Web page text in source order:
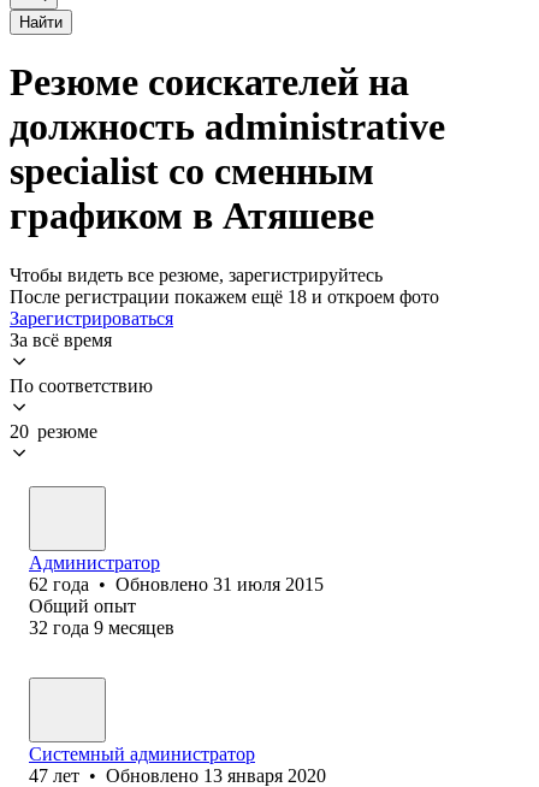
Найти
Резюме соискателей на
должность administrative
specialist со сменным
графиком в Атяшеве
Чтобы видеть все резюме, зарегистрируйтесь
После регистрации покажем ещё 18 и откроем фото
Зарегистрироваться
За всё время
По соответствию
20 резюме
Администратор
62 года • Обновлено 31 июля 2015
Общий опыт
32 года 9 месяцев
Системный администратор
47 лет • Обновлено 13 января 2020